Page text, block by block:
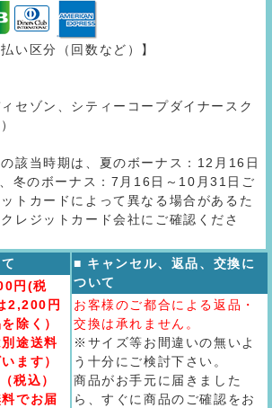
い区分（回数など）】
セゾン、シティーコープダイナースク
該当時期は、夏のボーナス：12月16日
冬のボーナス：7月16日～10月31日ご
トカードによって異なる場合があるた
レジットカード会社にご確認くださ
円(税
2,200円
除く）
別途送料
ます）
税込）
でお届
■ キャンセル、返品、交換に
ついて
お客様のご都合による返品・
交換は承れません。
※サイズ等お間違いの無いよ
う十分にご検討下さい。
商品がお手元に届きました
ら、すぐに商品のご確認をお